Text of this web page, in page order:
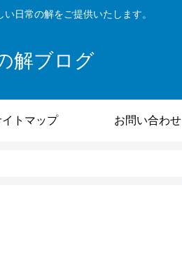
日常の解をご提供いたします。
解ブログ
イトマップ お問い合わせ